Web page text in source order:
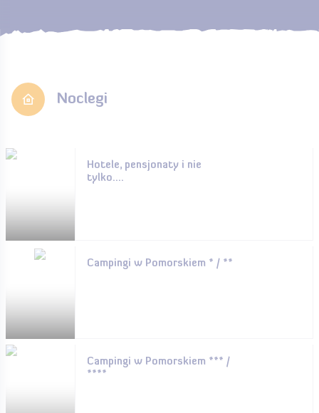
Noclegi
Hotele, pensjonaty i nie
tylko....
Campingi w Pomorskiem * / **
Campingi w Pomorskiem *** /
****